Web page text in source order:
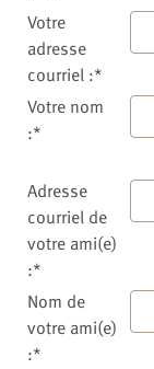
Votre
adresse
courriel :*
Votre nom
:*
Adresse
courriel de
votre ami(e)
:*
Nom de
votre ami(e)
:*